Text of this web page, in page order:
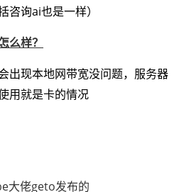
咨询ai也是一样）
么样？
出现本地网带宽没问题，服务器
用就是卡的情况
大佬geto发布的